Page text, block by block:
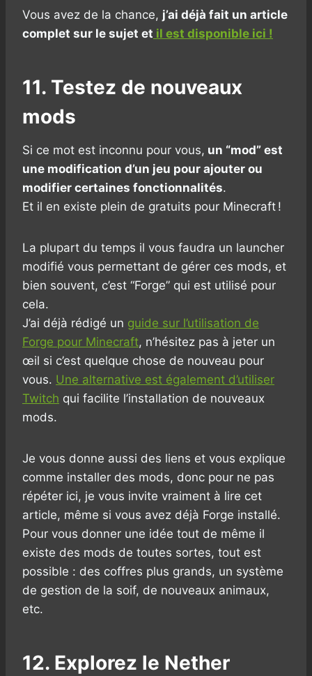
Vous avez de la chance, j’ai déjà fait un article
complet sur le sujet et il est disponible ici !
11. Testez de nouveaux
mods
Si ce mot est inconnu pour vous, un “mod” est
une modification d’un jeu pour ajouter ou
modifier certaines fonctionnalités.
Et il en existe plein de gratuits pour Minecraft !
La plupart du temps il vous faudra un launcher
modifié vous permettant de gérer ces mods, et
bien souvent, c’est “Forge” qui est utilisé pour
cela.
J’ai déjà rédigé un guide sur l’utilisation de
Forge pour Minecraft, n’hésitez pas à jeter un
œil si c’est quelque chose de nouveau pour
vous. Une alternative est également d’utiliser
Twitch qui facilite l’installation de nouveaux
mods.
Je vous donne aussi des liens et vous explique
comme installer des mods, donc pour ne pas
répéter ici, je vous invite vraiment à lire cet
article, même si vous avez déjà Forge installé.
Pour vous donner une idée tout de même il
existe des mods de toutes sortes, tout est
possible : des coffres plus grands, un système
de gestion de la soif, de nouveaux animaux,
etc.
12. Explorez le Nether